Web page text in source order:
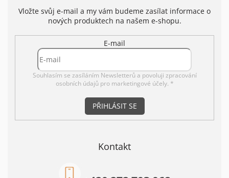
ý
p
s
u
Vložte svůj e-mail a my vám budeme zasílat informace o
nových produktech na našem e-shopu.
E-mail
Souhlasím se zasíláním Newsletterů a povoluji zpracování
osobních údajů pro marketingové účely. *
PŘIHLÁSIT SE
Kontakt